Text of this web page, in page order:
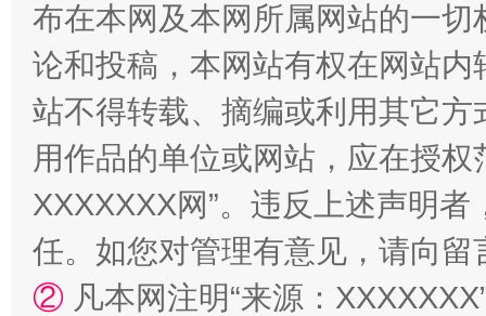
布在本网及本网所属网站的一
论和投稿，本网站有权在网站
站不得转载、摘编或利用其它
用作品的单位或网站，应在授
XXXXXXX网”。违反上述声明
任。如您对管理有意见，请向
② 凡本网注明“来源：